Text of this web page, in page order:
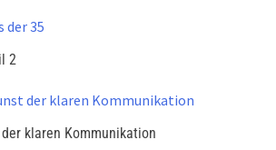
2
klaren Kommunikation